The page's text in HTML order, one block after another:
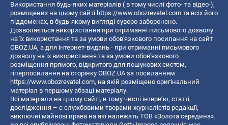
Використання будь-яких матеріалів ( в тому числі фото- та відео-),
розміщених на цьому сайті https://www.obozrevatel.com та всіх його
піддоменах, в будь-якому вигляді суворо заборонено.
Дозволяється використання при отриманні письмового дозволу
на їх використання та за умови обов'язкового посилання на сайт
OBOZ.UA, а для інтернет-видань - при отриманні письмового
дозволу на їх використання та за умови обов'язкового
розміщення прямого, відкритого для пошукових систем,
гіперпосилання на сторінку OBOZ.UA за посиланням
https://www.obozrevatel.com, на якій розміщено оригінальний
матеріал в першому абзаці матеріалу.
Всі матеріали на цьому сайті, в тому числі інтерв’ю, статті,
дослідження – є службовими творами журналістів редакції,
виключні майнові права на які належать ТОВ «Золота середина».